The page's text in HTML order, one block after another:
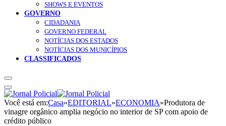
SHOWS E EVENTOS
GOVERNO
CIDADANIA
GOVERNO FEDERAL
NOTÍCIAS DOS ESTADOS
NOTÍCIAS DOS MUNICÍPIOS
CLASSIFICADOS
Você está em:Casa»EDITORIAL»ECONOMIA»Produtora de
vinagre orgânico amplia negócio no interior de SP com apoio de
crédito público